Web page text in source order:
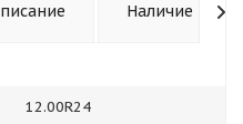
Наличие
12.00R24